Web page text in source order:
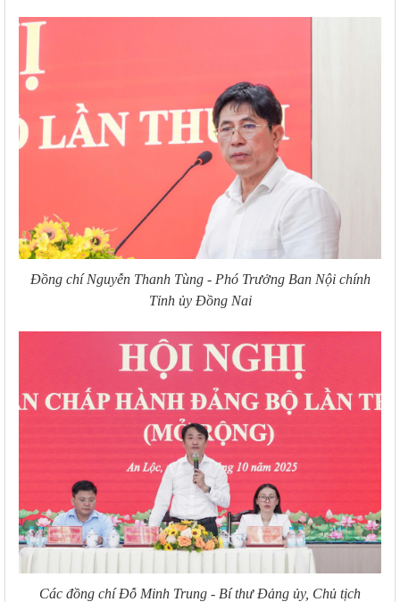
Đồng chí Nguyễn Thanh Tùng - Phó Trưởng Ban Nội chính
Tỉnh ủy Đồng Nai
Các đồng chí Đỗ Minh Trung - Bí thư Đảng ủy, Chủ tịch